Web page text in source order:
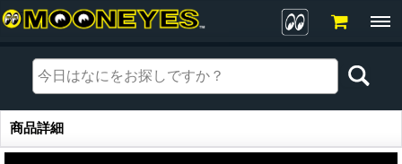
商品詳細
商品詳細